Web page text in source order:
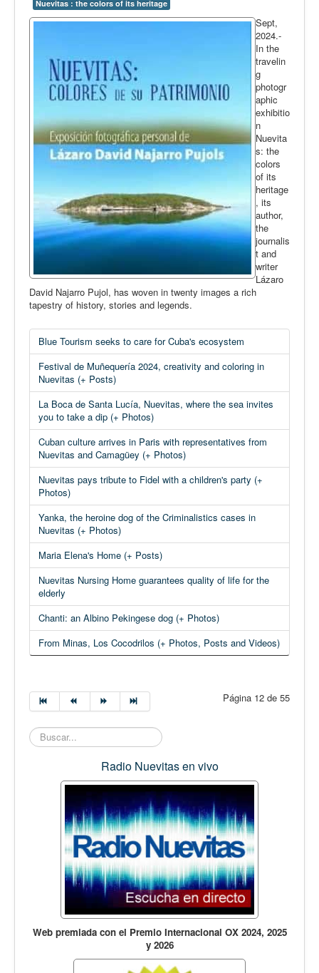
Nuevitas : the colors of its heritage
Sept,
2024.-
In the
travelin
g
photogr
aphic
exhibitio
n
Nuevita
s: the
colors
of its
heritage
, its
author,
the
journalis
t and
writer
Lázaro
David Najarro Pujol, has woven in twenty images a rich
tapestry of history, stories and legends.
Blue Tourism seeks to care for Cuba's ecosystem
Festival de Muñequería 2024, creativity and coloring in
Nuevitas (+ Posts)
La Boca de Santa Lucía, Nuevitas, where the sea invites
you to take a dip (+ Photos)
Cuban culture arrives in Paris with representatives from
Nuevitas and Camagüey (+ Photos)
Nuevitas pays tribute to Fidel with a children's party (+
Photos)
Yanka, the heroine dog of the Criminalistics cases in
Nuevitas (+ Photos)
Maria Elena's Home (+ Posts)
Nuevitas Nursing Home guarantees quality of life for the
elderly
Chanti: an Albino Pekingese dog (+ Photos)
From Minas, Los Cocodrilos (+ Photos, Posts and Videos)
Página 12 de 55
Buscar...
Radio Nuevitas en vivo
Web premiada con el Premio Internacional OX 2024, 2025
y 2026